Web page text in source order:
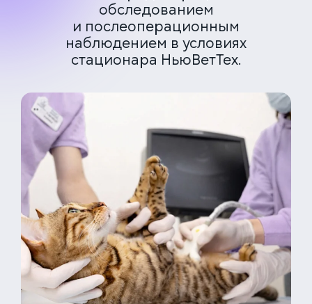
обследованием
и послеоперационным
наблюдением в условиях
стационара НьюВетТех.